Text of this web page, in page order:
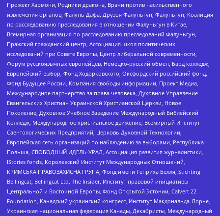
Прожект Хармони, Родники дракона, Врачи против насильственного
извлечения органов, Фалунь Дафа, Друзья Фалуньгун, Фалуньгун, Коалиция
по расследованию преследования в отношении Фалуньгун в Китае,
Всемирная организация по расследованию преследований Фалуньгун,
Пражский гражданский центр, Ассоциация школ политических
исследований при Совете Европы, Центр либеральной современности,
Форум русскоязычных европейцев, Немецко-русский обмен, Бард колледж,
Европейский выбор, Фонд Ходорковского, Оксфордский российский фонд,
Фонд Будущее России, Компания свободы информации, Проект Медиа,
Международное партнерство за права человека, Духовное Управление
Евангельских Христиан Украинской Христианской Церкви, Новое
Поколение, Духовное Учебное Заведение Международный Библейский
Колледж, Международное христианское движение, Всемирный Институт
Саентологических Предприятий, Церковь Духовной Технологии,
Европейская сеть организаций по наблюдению за выборами, Республика
Польша, СВОБОДНЫЙ ИДЕЛЬ-УРАЛ, Ассоциация развития журналистики,
IStories fonds, Королевский Институт Международных Отношений,
КРИМСЬКА ПРАВОЗАХИСНА ГРУПА, Фонд имени Генриха Бёлля, Stichting
Bellingcat, Bellingcat Ltd, The Insider, Институт правовой инициативы
Центральной и Восточной Европы, Фонд Открытой Эстонии, Calvert 22
Foundation, Канадский украинский конгресс, Институт Макдональда-Лорье,
Украинская национальная федерация Канады, Декабристы, Международный